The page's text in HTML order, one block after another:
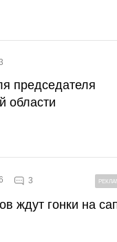
председателя
области
3
ждут гонки на